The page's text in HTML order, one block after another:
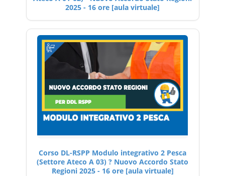
2025 - 16 ore [aula virtuale]
Corso DL-RSPP Modulo integrativo 2 Pesca
(Settore Ateco A 03) ? Nuovo Accordo Stato
Regioni 2025 - 16 ore [aula virtuale]